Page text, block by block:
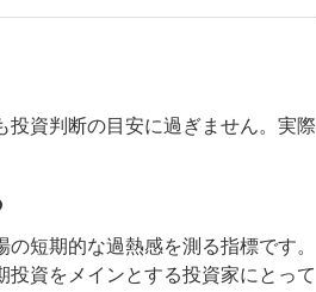
資判断の目安に過ぎません。実際
短期的な過熱感を測る指標です。
資をメインとする投資家にとって